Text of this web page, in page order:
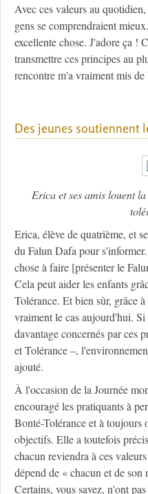
Avec ces valeurs au
gens se comprendraient
excellente chose. J'adore ça !
transmettre ces principes au
rencontre m'a vraiment mis de
Des jeunes soutiennent
Erica et ses amis louent
Erica, élève de quatrième, et
du Falun Dafa pour
chose à faire [présenter le
Cela peut aider les enfants
Tolérance. Et bien sûr, grâce
vraiment le cas aujourd'hui.
davantage concernés par ces
et Tolérance –,
ajouté.
À l'occasion de la Journée
encouragé les pratiquants à
Bonté-Tolérance et à
objectifs. Elle a toutefois
chacun reviendra à ces
dépend de « chacun et de son
Certains, vous savez, n'ont